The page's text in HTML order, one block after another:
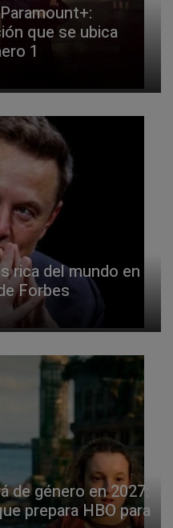
que se ubica
1
rica del mundo en
Forbes
de género en 2027:
prepara HBO para